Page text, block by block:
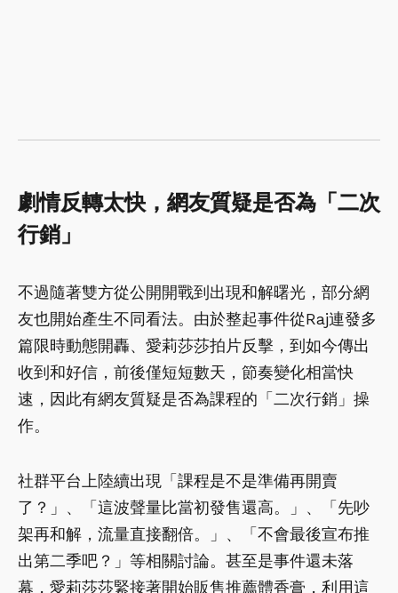
劇情反轉太快，網友質疑是否為「二次
行銷」
不過隨著雙方從公開開戰到出現和解曙光，部分網
友也開始產生不同看法。由於整起事件從Raj連發多
篇限時動態開轟、愛莉莎莎拍片反擊，到如今傳出
收到和好信，前後僅短短數天，節奏變化相當快
速，因此有網友質疑是否為課程的「二次行銷」操
作。
社群平台上陸續出現「課程是不是準備再開賣
了？」、「這波聲量比當初發售還高。」、「先吵
架再和解，流量直接翻倍。」、「不會最後宣布推
出第二季吧？」等相關討論。甚至是事件還未落
幕，愛莉莎莎緊接著開始販售推薦體香膏，利用這